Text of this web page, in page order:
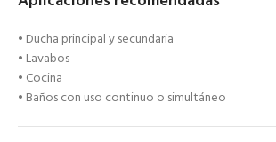
• Ducha principal y secundaria
• Lavabos
• Cocina
• Baños con uso continuo o simultáneo